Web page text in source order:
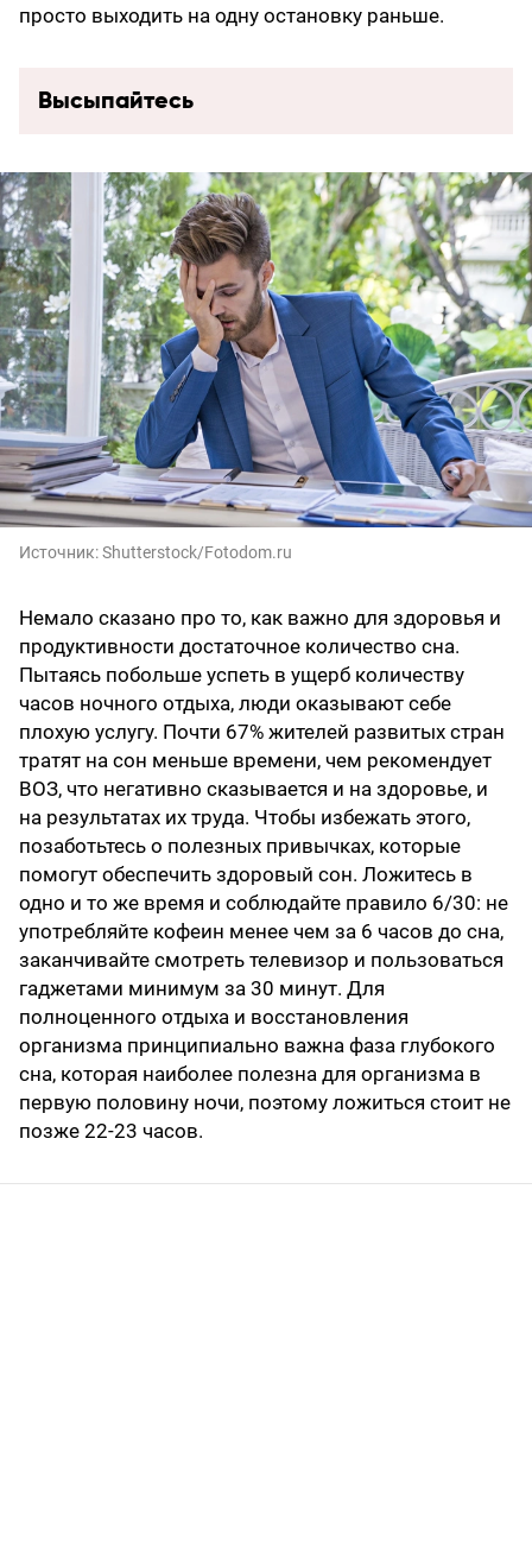
просто выходить на одну остановку раньше.
Высыпайтесь
Источник:Shutterstock/Fotodom.ru
Немало сказано про то, как важно для здоровья и
продуктивности достаточное количество сна.
Пытаясь побольше успеть в ущерб количеству
часов ночного отдыха, люди оказывают себе
плохую услугу. Почти 67% жителей развитых стран
тратят на сон меньше времени, чем рекомендует
ВОЗ, что негативно сказывается и на здоровье, и
на результатах их труда. Чтобы избежать этого,
позаботьтесь о полезных привычках, которые
помогут обеспечить здоровый сон. Ложитесь в
одно и то же время и соблюдайте правило 6/30: не
употребляйте кофеин менее чем за 6 часов до сна,
заканчивайте смотреть телевизор и пользоваться
гаджетами минимум за 30 минут. Для
полноценного отдыха и восстановления
организма принципиально важна фаза глубокого
сна, которая наиболее полезна для организма в
первую половину ночи, поэтому ложиться стоит не
позже 22-23 часов.